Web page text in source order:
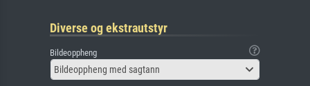
Diverse og ekstrautstyr
Bildeoppheng
Bildeoppheng med sagtann